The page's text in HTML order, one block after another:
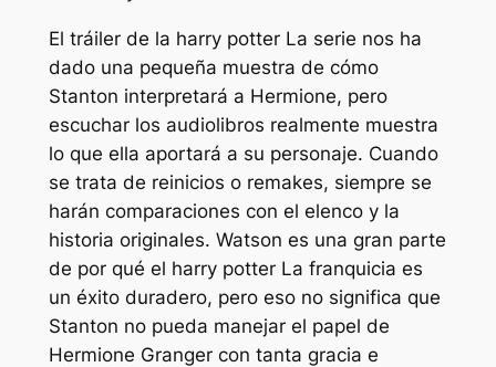
El tráiler de la harry potter La serie nos ha
dado una pequeña muestra de cómo
Stanton interpretará a Hermione, pero
escuchar los audiolibros realmente muestra
lo que ella aportará a su personaje. Cuando
se trata de reinicios o remakes, siempre se
harán comparaciones con el elenco y la
historia originales. Watson es una gran parte
de por qué el harry potterLa franquicia es
un éxito duradero, pero eso no significa que
Stanton no pueda manejar el papel de
Hermione Granger con tanta gracia e